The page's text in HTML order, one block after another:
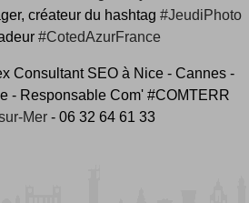
créateur du hashtag #JeudiPhoto
#CotedAzurFrance
Consultant SEO à Nice - Cannes -
- Responsable Com' #COMTERR
Mer - 06 32 64 61 33